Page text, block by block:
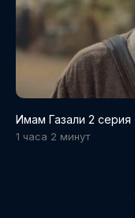
Имам Газали 2 серия
1 часа 2 минут